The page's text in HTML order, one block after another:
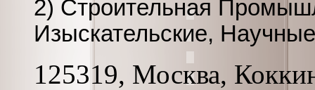
2) Строительная
Изыскательские,
125319, Москва,